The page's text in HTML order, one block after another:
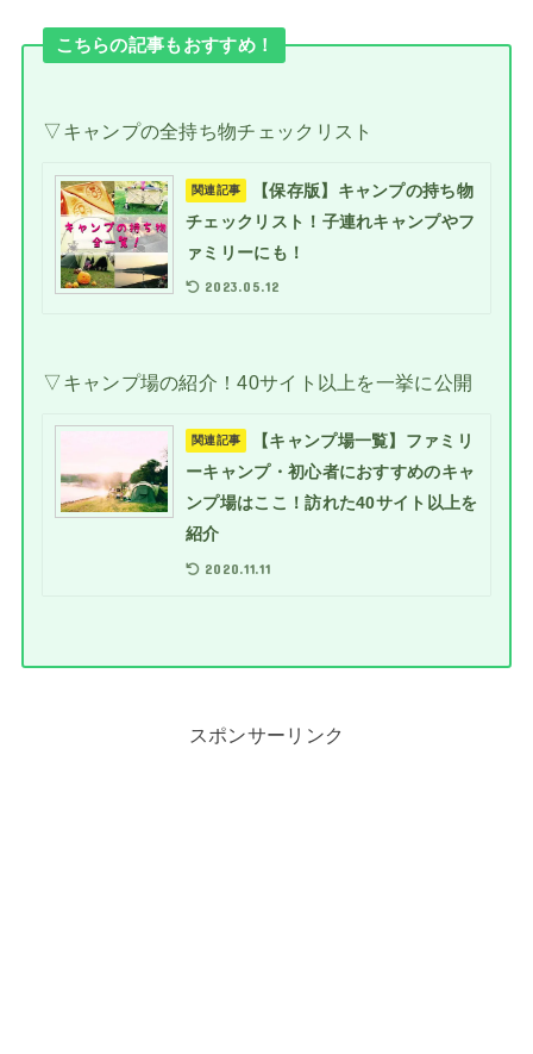
こちらの記事もおすすめ！
▽キャンプの全持ち物チェックリスト
関連記事
【保存版】キャンプの持ち物
チェックリスト！子連れキャンプやフ
ァミリーにも！
2023.05.12
▽キャンプ場の紹介！40サイト以上を一挙に公開
関連記事
【キャンプ場一覧】ファミリ
ーキャンプ・初心者におすすめのキャ
ンプ場はここ！訪れた40サイト以上を
紹介
2020.11.11
スポンサーリンク